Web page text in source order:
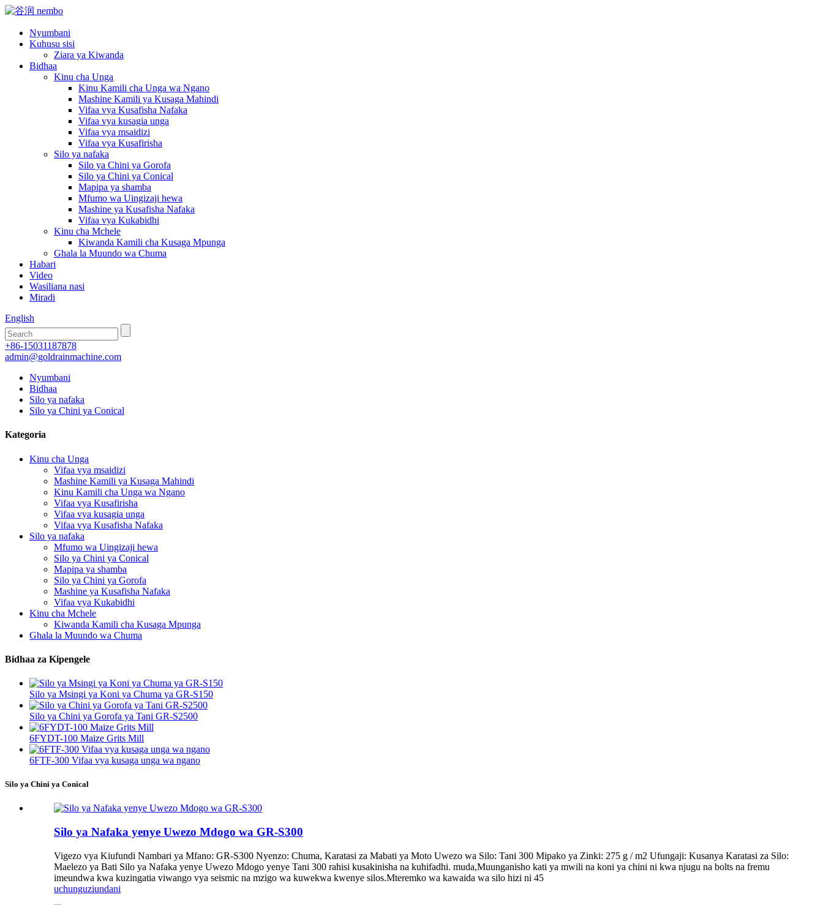
Nyumbani
Kuhusu sisi
Ziara ya Kiwanda
Bidhaa
Kinu cha Unga
Kinu Kamili cha Unga wa Ngano
Mashine Kamili ya Kusaga Mahindi
Vifaa vya Kusafisha Nafaka
Vifaa vya kusagia unga
Vifaa vya msaidizi
Vifaa vya Kusafirisha
Silo ya nafaka
Silo ya Chini ya Gorofa
Silo ya Chini ya Conical
Mapipa ya shamba
Mfumo wa Uingizaji hewa
Mashine ya Kusafisha Nafaka
Vifaa vya Kukabidhi
Kinu cha Mchele
Kiwanda Kamili cha Kusaga Mpunga
Ghala la Muundo wa Chuma
Habari
Video
Wasiliana nasi
Miradi
English
+86-15031187878
admin@goldrainmachine.com
Nyumbani
Bidhaa
Silo ya nafaka
Silo ya Chini ya Conical
Kategoria
Kinu cha Unga
Vifaa vya msaidizi
Mashine Kamili ya Kusaga Mahindi
Kinu Kamili cha Unga wa Ngano
Vifaa vya Kusafirisha
Vifaa vya kusagia unga
Vifaa vya Kusafisha Nafaka
Silo ya nafaka
Mfumo wa Uingizaji hewa
Silo ya Chini ya Conical
Mapipa ya shamba
Silo ya Chini ya Gorofa
Mashine ya Kusafisha Nafaka
Vifaa vya Kukabidhi
Kinu cha Mchele
Kiwanda Kamili cha Kusaga Mpunga
Ghala la Muundo wa Chuma
Bidhaa za Kipengele
Silo ya Msingi ya Koni ya Chuma ya GR-S150
Silo ya Chini ya Gorofa ya Tani GR-S2500
6FYDT-100 Maize Grits Mill
6FTF-300 Vifaa vya kusaga unga wa ngano
Silo ya Chini ya Conical
Silo ya Nafaka yenye Uwezo Mdogo wa GR-S300
Vigezo vya Kiufundi Nambari ya Mfano: GR-S300 Nyenzo: Chuma, Karatasi za Mabati ya Moto Uwezo wa Silo: Tani 300 Mipako ya Zinki: 275 g / m2 Ufungaji: Kusanya Karatasi za Silo:
Maelezo ya Bati Silo ya Nafaka yenye Uwezo Mdogo yenye Tani 300 rahisi kusakinisha na kuhifadhi. muda,Muunganisho kati ya mwili na koni ya chini ni kwa njugu na bolts na fremu
imeundwa kwa kuzingatia viwango vya seismic na mzigo wa kuwekwa kwenye silos.Mteremko wa kawaida wa silo hizi ni 45
uchunguziundani